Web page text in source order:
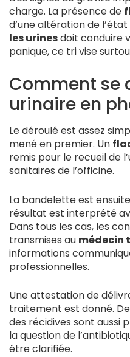
charge. La présence de
d’une altération de
les urinesdoit conduire
panique, ce tri vise
Comment se
urinaire en
Le déroulé est assez
mené en premier. Un
remis pour le recueil de
sanitaires de l’officine.
La bandelette est
résultat est interprété
Dans tous les cas, les
transmises au médecin
informations
professionnelles.
Une attestation de
traitement est donné.
des récidives sont aussi
la question de
être clarifiée.